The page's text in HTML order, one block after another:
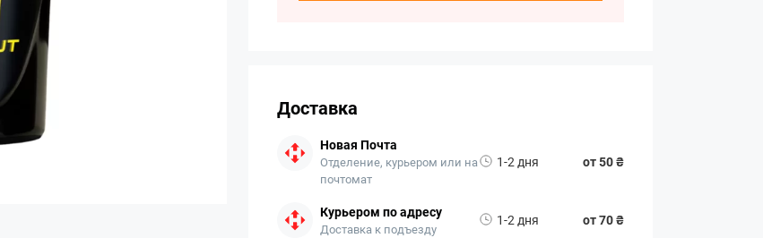
Доставка
Новая Почта
Отделение, курьером или на
почтомат
1-2 дня от 50 ₴
Курьером по адресу
Доставка к подъезду
1-2 дня от 70 ₴